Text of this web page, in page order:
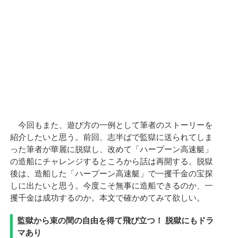
今回もまた、遊び方の一例として筆者のストーリーを
紹介したいと思う。前回、志半ばで監獄に送られてしま
った筆者が華麗に脱獄し、改めて「ハープーン高速艇」
の造船にチャレンジするところから話は再開する。脱獄
後は、造船した「ハープーン高速艇」で一攫千金の宝探
しに出たいと思う。今度こそ無事に造船できるのか、一
攫千金は成功するのか。本文で確かめてみて欲しい。
監獄から束の間の自由を得て飛び立つ！ 脱獄にもドラ
マあり